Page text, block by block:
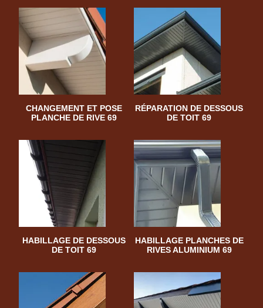
CHANGEMENT ET POSE
PLANCHE DE RIVE 69
RÉPARATION DE DESSOUS
DE TOIT 69
HABILLAGE DE DESSOUS
DE TOIT 69
HABILLAGE PLANCHES DE
RIVES ALUMINIUM 69